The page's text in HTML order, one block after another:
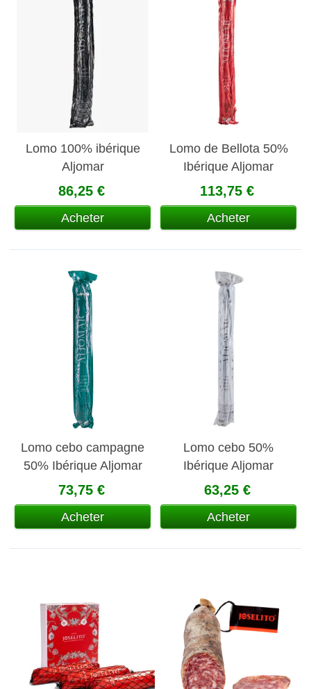
Lomo 100% ibérique
Aljomar
86,25 €
Acheter
Lomo de Bellota 50%
Ibérique Aljomar
113,75 €
Acheter
Lomo cebo campagne
50% Ibérique Aljomar
73,75 €
Acheter
Lomo cebo 50%
Ibérique Aljomar
63,25 €
Acheter